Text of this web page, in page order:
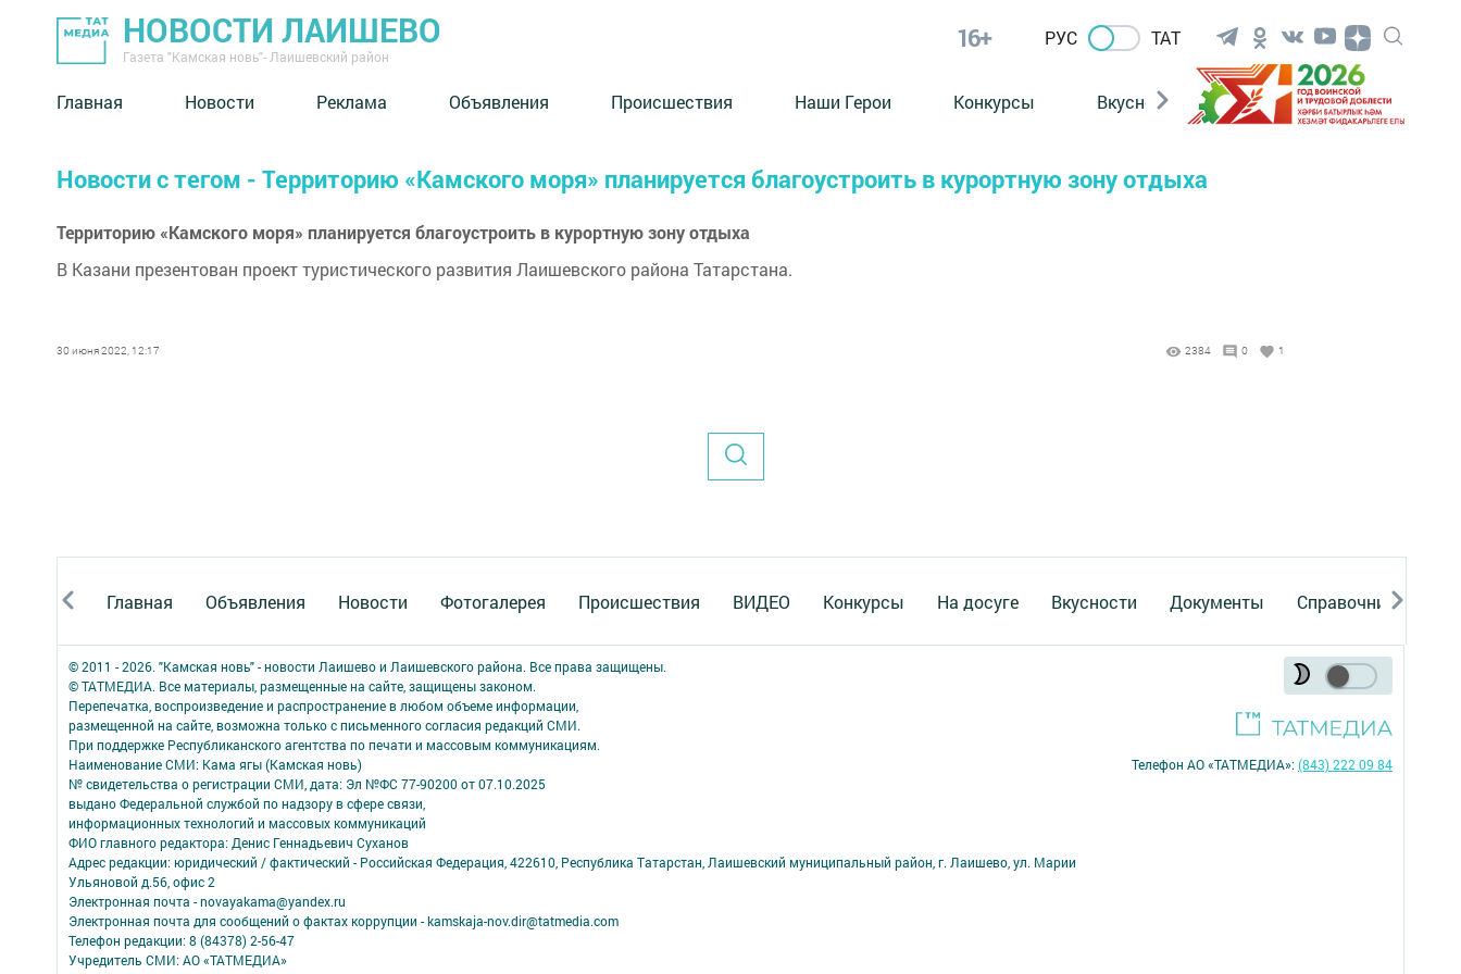
НОВОСТИ ЛАИШЕВО
Газета "Камская новь"- Лаишевский район
16+ РУС ТАТ
Главная Новости Реклама Объявления Происшествия Наши Герои Конкурсы Вкусности Фотогалерея
Новости с тегом - Территорию «Камского моря» планируется благоустроить в курортную зону отдыха
Территорию «Камского моря» планируется благоустроить в курортную зону отдыха
В Казани презентован проект туристического развития Лаишевского района Татарстана.
30 июня 2022, 12:17 2384 0 1
Главная Объявления Новости Фотогалерея Происшествия ВИДЕО Конкурсы На досуге Вкусности Документы Справочник
© 2011 - 2026. "Камская новь" - новости Лаишево и Лаишевского района. Все права защищены.
© ТАТМЕДИА. Все материалы, размещенные на сайте, защищены законом.
Перепечатка, воспроизведение и распространение в любом объеме информации,
размещенной на сайте, возможна только с письменного согласия редакций СМИ.
При поддержке Республиканского агентства по печати и массовым коммуникациям.
Наименование СМИ: Кама ягы (Камская новь)
№ свидетельства о регистрации СМИ, дата: Эл №ФC 77-90200 от 07.10.2025
выдано Федеральной службой по надзору в сфере связи,
информационных технологий и массовых коммуникаций
ФИО главного редактора: Денис Геннадьевич Суханов
Адрес редакции: юридический / фактический - Российская Федерация, 422610, Республика Татарстан, Лаишевский муниципальный район, г. Лаишево, ул. Марии
Ульяновой д.56, офис 2
Электронная почта - novayakama@yandex.ru
Электронная почта для сообщений о фактах коррупции - kamskaja-nov.dir@tatmedia.com
Телефон редакции: 8 (84378) 2-56-47
Учредитель СМИ: АО «ТАТМЕДИА»
Телефон АО «ТАТМЕДИА»:(843) 222 09 84